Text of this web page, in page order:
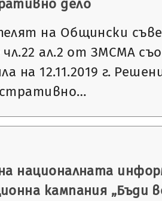
дело
на Общински
чл.22 ал.2 от ЗМСМА
на 12.11.2019 г.
националната
кампания „Бъди